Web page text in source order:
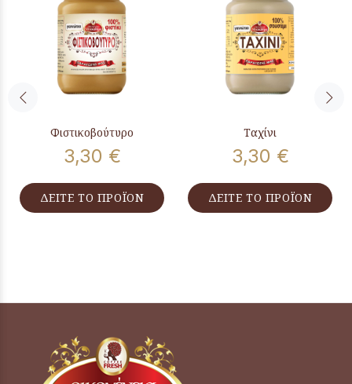
Φιστικοβούτυρο
3,30 €
ΔΕΙΤΕ ΤΟ ΠΡΟΪΟΝ
Ταχίνι
3,30 €
ΔΕΙΤΕ ΤΟ ΠΡΟΪΟΝ